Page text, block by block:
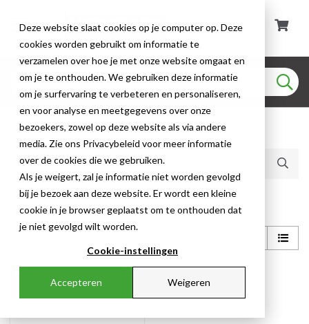
Deze website slaat cookies op je computer op. Deze
cookies worden gebruikt om informatie te
verzamelen over hoe je met onze website omgaat en
om je te onthouden. We gebruiken deze informatie
om je surfervaring te verbeteren en personaliseren,
en voor analyse en meetgegevens over onze
bezoekers, zowel op deze website als via andere
media. Zie ons Privacybeleid voor meer informatie
over de cookies die we gebruiken.
Als je weigert, zal je informatie niet worden gevolgd
bij je bezoek aan deze website. Er wordt een kleine
cookie in je browser geplaatst om te onthouden dat
je niet gevolgd wilt worden.
Cookie-instellingen
Accepteren Weigeren
Huidige producten (1)
Shop